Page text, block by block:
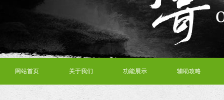
网站首页 关于我们 功能展示 辅助攻略